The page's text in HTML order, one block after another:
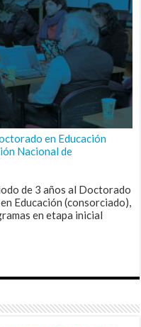
en Educación
Nacional de
de 3 años al Doctorado
Educación (consorciado),
en etapa inicial